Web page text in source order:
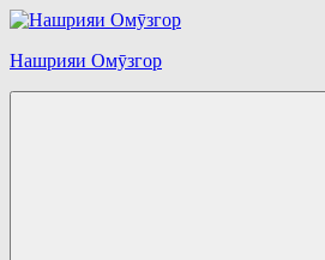
Перейти
содержимому
Нашрияи Омӯзгор